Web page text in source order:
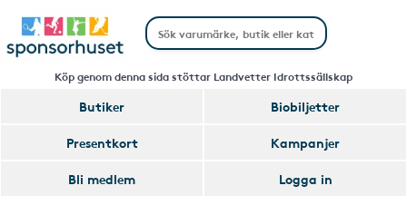
Köp genom denna sida stöttar Landvetter Idrottssällskap
Butiker
Biobiljetter
Presentkort
Kampanjer
Bli medlem
Logga in